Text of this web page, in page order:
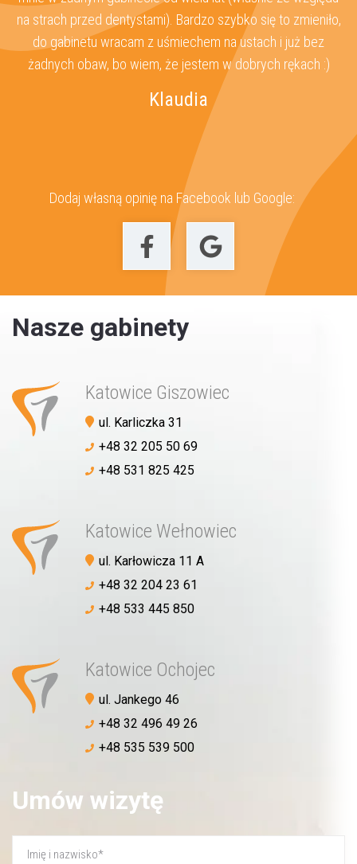
na strach przed dentystami). Bardzo szybko się to zmieniło,
do gabinetu wracam z uśmiechem na ustach i już bez
żadnych obaw, bo wiem, że jestem w dobrych rękach :)
Klaudia
Dodaj własną opinię na Facebook lub Google:
Nasze gabinety
Katowice Giszowiec
ul. Karliczka 31
+48 32 205 50 69
+48 531 825 425
Katowice Wełnowiec
ul. Karłowicza 11 A
+48 32 204 23 61
+48 533 445 850
Katowice Ochojec
ul. Jankego 46
+48 32 496 49 26
+48 535 539 500
Umów wizytę